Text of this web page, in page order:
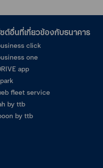
ซต์อื่นที่เกี่ยวข้องกับธนาคาร
click
one
app
fleet service
by ttb
by ttb